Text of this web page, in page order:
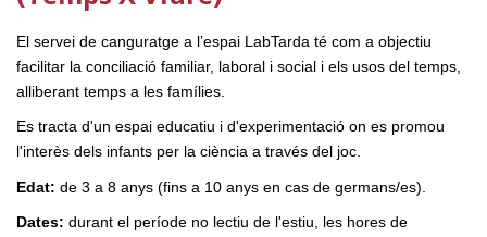
El servei de canguratge a l’espai LabTarda té com a objectiu
facilitar la conciliació familiar, laboral i social i els usos del temps,
alliberant temps a les famílies.
Es tracta d'un espai educatiu i d'experimentació on es promou
l'interès dels infants per la ciència a través del joc.
Edat: de 3 a 8 anys (fins a 10 anys en cas de germans/es).
Dates: durant el període no lectiu de l'estiu, les hores de